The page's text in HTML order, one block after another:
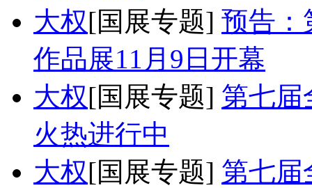
大权[国展专题] 预告：
作品展11月9日开幕
大权[国展专题] 第七届
火热进行中
大权[国展专题] 第七届